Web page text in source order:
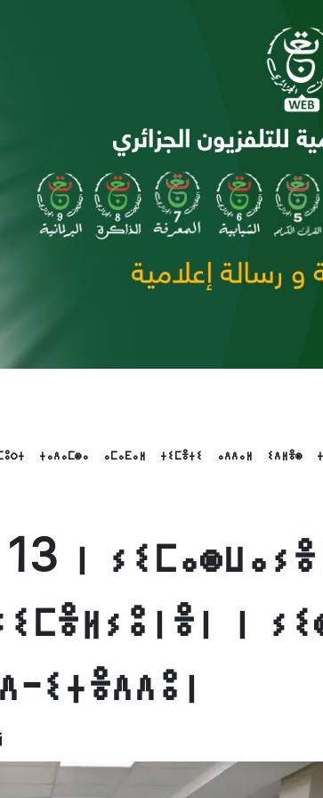
ⵜⴰⴷⴰⵎⵙⴰ ⴰⵎⴰⴹⴰⵍ ⵜⵉⵎⴻⵜⵉ ⴰⴷⴷⴰⵍ ⵉⴷⵍⴻⵙ
ⵏ
ⵏ
ⵉⵜⴻⴷⴷⵓⵏ